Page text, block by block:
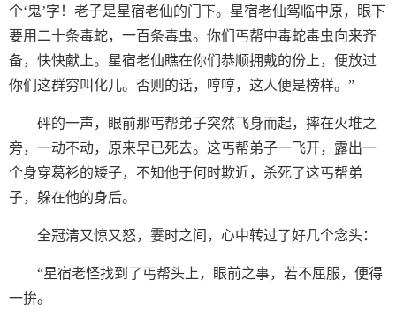
个‘鬼’字！老子是星宿老仙的门下。星宿老仙驾临中原，眼下
要用二十条毒蛇，一百条毒虫。你们丐帮中毒蛇毒虫向来齐
备，快快献上。星宿老仙瞧在你们恭顺拥戴的份上，便放过
你们这群穷叫化儿。否则的话，哼哼，这人便是榜样。”
砰的一声，眼前那丐帮弟子突然飞身而起，摔在火堆之
旁，一动不动，原来早已死去。这丐帮弟子一飞开，露出一
个身穿葛衫的矮子，不知他于何时欺近，杀死了这丐帮弟
子，躲在他的身后。
全冠清又惊又怒，霎时之间，心中转过了好几个念头：
“星宿老怪找到了丐帮头上，眼前之事，若不屈服，便得
一拚。